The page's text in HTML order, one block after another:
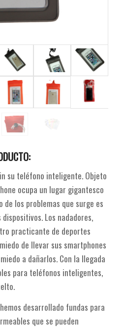
su teléfono inteligente. Objeto
ocupa un lugar gigantesco
de los problemas que surge es
Los nadadores,
practicante de deportes
de llevar sus smartphones
a dañarlos. Con la llegada
para teléfonos inteligentes,
desarrollado fundas para
que se pueden